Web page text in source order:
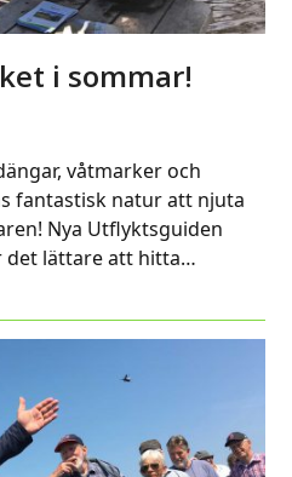
i sommar!
våtmarker och
fantastisk natur att njuta
Nya Utflyktsguiden
det lättare att hitta…